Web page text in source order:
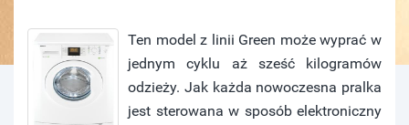
Ten model z linii Green może wyprać w
jednym cyklu aż sześć kilogramów
odzieży. Jak każda nowoczesna pralka
jest sterowana w sposób elektroniczny